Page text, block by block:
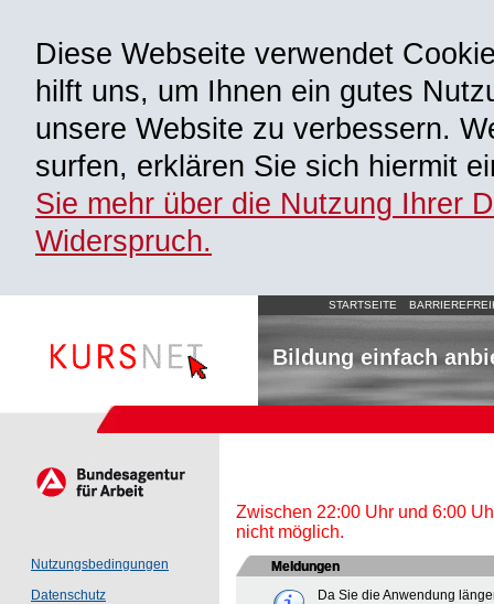
Diese Webseite verwendet
hilft uns, um Ihnen ein gutes
unsere Website zu verbessern.
surfen, erklären Sie sich hiermit
Sie mehr über die Nutzung Ihrer
Widerspruch.
STARTSEITE
Bildung einfach
Nutzungsbedingungen
Datenschutz
Zwischen 22:00 Uhr und 6:00
nicht möglich.
Meldungen
Da Sie die Anwendung